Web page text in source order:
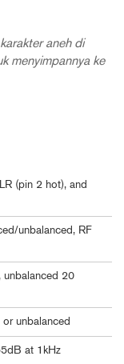
aneh di
menyimpannya ke
(pin 2 hot), and
unbalanced, RF
unbalanced 20
unbalanced
at 1kHz